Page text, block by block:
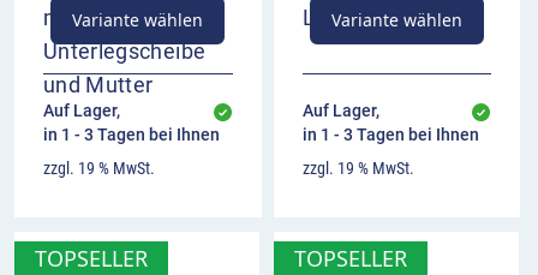
mit Schraube,
Unterlegscheibe
und Mutter
Variante wählen
Auf Lager,
in 1 - 3 Tagen bei Ihnen
zzgl. 19 % MwSt.
Langlöchern
Variante wählen
Auf Lager,
in 1 - 3 Tagen bei Ihnen
zzgl. 19 % MwSt.
TOPSELLER TOPSELLER